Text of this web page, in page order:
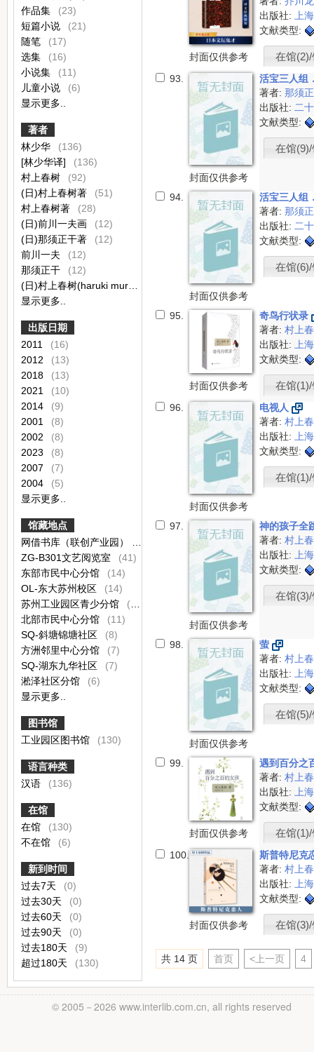
作品集
(23)
短篇小说
(21)
随笔
(17)
选集
(16)
小说集
(11)
儿童小说
(6)
显示更多..
著者
林少华
(136)
[林少华译]
(136)
村上春树
(92)
(日)村上春树著
(51)
村上春树著
(28)
(日)前川一夫画
(12)
(日)那须正干著
(12)
前川一夫
(12)
那须正干
(12)
(日)村上春树(haruki murakami)著
(8)
显示更多..
出版日期
2011
(16)
2012
(13)
2018
(13)
2021
(10)
2014
(9)
2001
(8)
2002
(8)
2023
(8)
2007
(7)
2004
(5)
显示更多..
馆藏地点
ZG-B301文艺阅览室
(41)
东部市民中心分馆
(14)
OL-东大苏州校区
(14)
苏州工业园区青少分馆
(12)
北部市民中心分馆
(11)
SQ-斜塘锦塘社区
(8)
方洲邻里中心分馆
(7)
SQ-湖东九华社区
(7)
淞泽社区分馆
(6)
显示更多..
图书馆
工业园区图书馆
(130)
语言种类
汉语
(136)
在馆
在馆
(130)
不在馆
(6)
新到时间
过去7天
(0)
过去30天
(0)
过去60天
(0)
过去90天
(0)
过去180天
(9)
超过180天
(130)
封面仅供参考
出版社:上
文献类型:
在馆
93.
封面仅供参考
活宝三人组
著者:那须
出版社:二
文献类型:
在馆
94.
封面仅供参考
活宝三人组
著者:那须
出版社:二
文献类型:
在馆
95.
封面仅供参考
奇鸟行状录
著者:村上
出版社:上
文献类型:
在馆
96.
封面仅供参考
电视人
著者:村上
出版社:上
文献类型:
在馆
97.
封面仅供参考
神的孩子全
著者:村上
出版社:上
文献类型:
在馆
98.
封面仅供参考
萤
著者:村上
出版社:上
文献类型:
在馆
99.
封面仅供参考
遇到百分之
著者:村上
出版社:上
文献类型:
在馆
100.
封面仅供参考
斯普特尼克
著者:村上
出版社:上
文献类型:
在馆
共 14 页 首页 <上一页 4
© 2005－ 2026 www.interlib.com.cn, all rights reserved